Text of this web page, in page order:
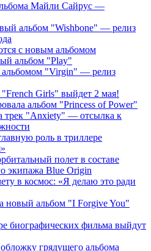
Майли Сайрус —
альбом "Wishbone" — релиз
с новым альбомом
альбом "Play"
альбомом "Virgin" — релиз
Girls" выйдет 2 мая!
альбом "Princess of Power"
трек "Anxiety" — отсылка к
роль в триллере
полет в составе
экипажа Blue Origin
в космос: «Я делаю это ради
новый альбом "I Forgive You"
биографических фильма выйдут
грядущего альбома